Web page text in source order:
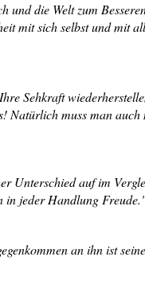
die Welt zum
mit sich selbst und mit
Sehkraft
muss man
Unterschied auf im
in jeder Handlung
an ihn ist